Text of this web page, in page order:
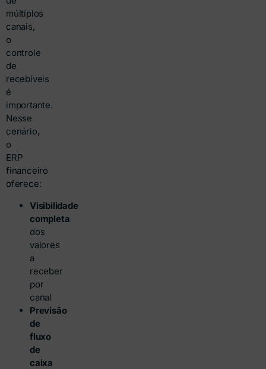
múltiplos
canais,
o
controle
de
recebíveis
é
importante.
Nesse
cenário,
o
ERP
financeiro
oferece:
Visibilidade
completa
dos
valores
a
receber
por
canal
Previsão
de
fluxo
de
caixa